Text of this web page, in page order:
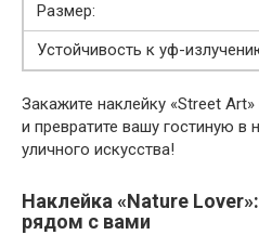
Размер:
Устойчивость к уф-
Закажите наклейку «Street
и превратите вашу гостиную
уличного искусства!
Наклейка «Nature
рядом с вами